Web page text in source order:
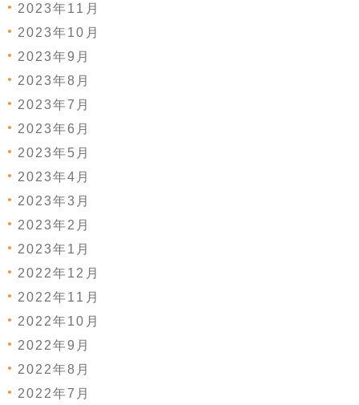
2023年11月
2023年10月
2023年9月
2023年8月
2023年7月
2023年6月
2023年5月
2023年4月
2023年3月
2023年2月
2023年1月
2022年12月
2022年11月
2022年10月
2022年9月
2022年8月
2022年7月